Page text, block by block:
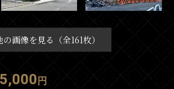
の画像を見る（全161枚）
円